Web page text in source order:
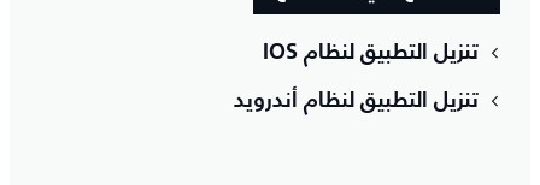
تنزيل التطبيق لنظام IOS
تنزيل التطبيق لنظام أندرويد